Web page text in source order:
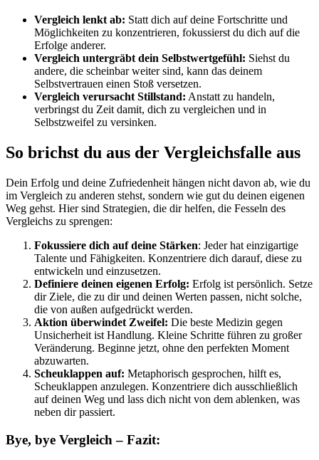
Vergleich lenkt ab: Statt dich auf deine Fortschritte und
Möglichkeiten zu konzentrieren, fokussierst du dich auf die
Erfolge anderer.
Vergleich untergräbt dein Selbstwertgefühl: Siehst du
andere, die scheinbar weiter sind, kann das deinem
Selbstvertrauen einen Stoß versetzen.
Vergleich verursacht Stillstand: Anstatt zu handeln,
verbringst du Zeit damit, dich zu vergleichen und in
Selbstzweifel zu versinken.
So brichst du aus der Vergleichsfalle aus
Dein Erfolg und deine Zufriedenheit hängen nicht davon ab, wie du
im Vergleich zu anderen stehst, sondern wie gut du deinen eigenen
Weg gehst. Hier sind Strategien, die dir helfen, die Fesseln des
Vergleichs zu sprengen:
Fokussiere dich auf deine Stärken: Jeder hat einzigartige
Talente und Fähigkeiten. Konzentriere dich darauf, diese zu
entwickeln und einzusetzen.
Definiere deinen eigenen Erfolg: Erfolg ist persönlich. Setze
dir Ziele, die zu dir und deinen Werten passen, nicht solche,
die von außen aufgedrückt werden.
Aktion überwindet Zweifel: Die beste Medizin gegen
Unsicherheit ist Handlung. Kleine Schritte führen zu großer
Veränderung. Beginne jetzt, ohne den perfekten Moment
abzuwarten.
Scheuklappen auf: Metaphorisch gesprochen, hilft es,
Scheuklappen anzulegen. Konzentriere dich ausschließlich
auf deinen Weg und lass dich nicht von dem ablenken, was
neben dir passiert.
Bye, bye Vergleich – Fazit: